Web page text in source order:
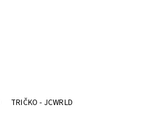
TRIČKO - JCWRLD